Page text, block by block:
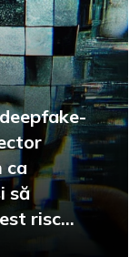
ca
să
risc